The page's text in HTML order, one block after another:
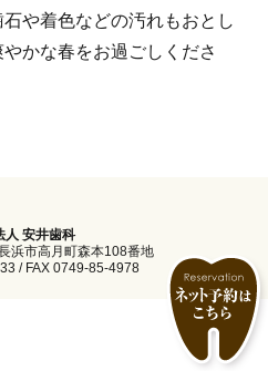
や着色などの汚れもおとし
かな春をお過ごしくださ
人 安井歯科
浜市高月町森本108番地
/ FAX 0749-85-4978